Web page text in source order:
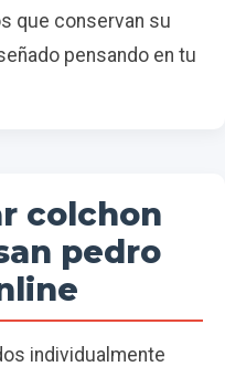
que conservan su
pensando en tu
colchon
pedro
individualmente